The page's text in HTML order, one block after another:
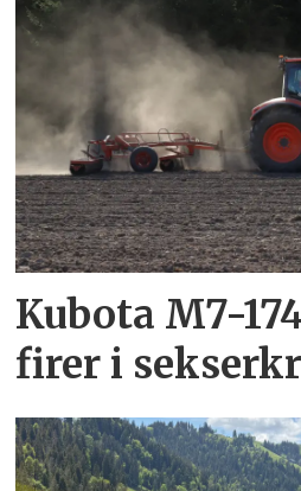
Kubota M7-
firer i